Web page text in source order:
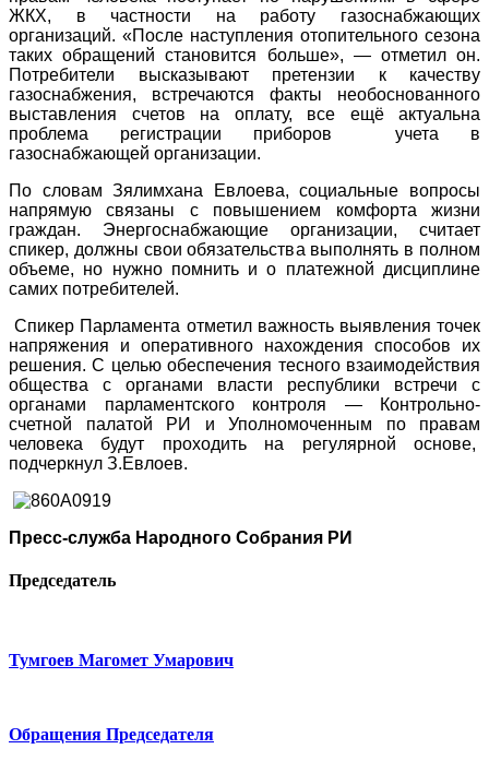
ЖКХ, в частности на работу газоснабжающих
организаций. «После наступления отопительного сезона
таких обращений становится больше», — отметил он.
Потребители высказывают претензии к качеству
газоснабжения, встречаются факты необоснованного
выставления счетов на оплату, все ещё актуальна
проблема регистрации приборов учета в
газоснабжающей организации.
По словам Зялимхана Евлоева, социальные вопросы
напрямую связаны с повышением комфорта жизни
граждан. Энергоснабжающие организации, считает
спикер, должны свои обязательства выполнять в полном
объеме, но нужно помнить и о платежной дисциплине
самих потребителей.
Спикер Парламента отметил важность выявления точек
напряжения и оперативного нахождения способов их
решения. С целью обеспечения тесного взаимодействия
общества с органами власти республики встречи с
органами парламентского контроля — Контрольно-
счетной палатой РИ и Уполномоченным по правам
человека будут проходить на регулярной основе,
подчеркнул З.Евлоев.
Пресс-служба Народного Собрания РИ
Председатель
Тумгоев Магомет Умарович
Обращения Председателя